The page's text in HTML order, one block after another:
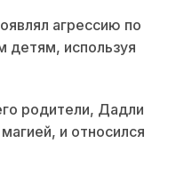
агрессию по
детям, используя
родители, Дадли
и относился